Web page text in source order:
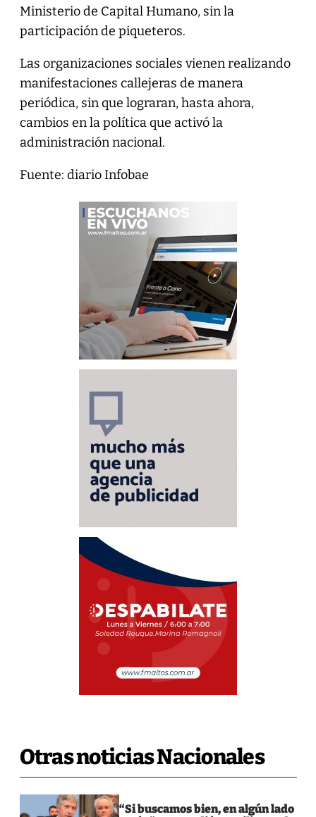
Ministerio de Capital Humano, sin la
participación de piqueteros.
Las organizaciones sociales vienen realizando
manifestaciones callejeras de manera
periódica, sin que lograran, hasta ahora,
cambios en la política que activó la
administración nacional.
Fuente: diario Infobae
Otras noticias Nacionales
“Si buscamos bien, en algún lado